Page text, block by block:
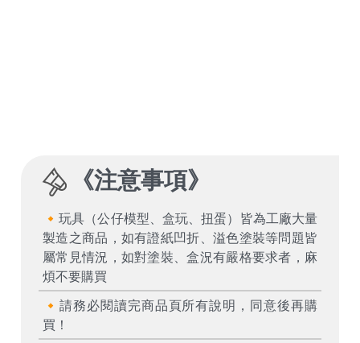
《注意事項》
🔸玩具（公仔模型、盒玩、扭蛋）皆為工廠大量
製造之商品，如有證紙凹折、溢色塗裝等問題皆
屬常見情況，如對塗裝、盒況有嚴格要求者，麻
煩不要購買
🔸請務必閱讀完商品頁所有說明，同意後再購
買！